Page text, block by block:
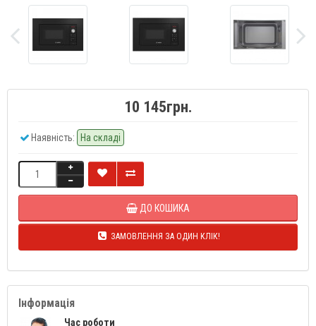
10 145грн.
Наявність: На складі
ДО КОШИКА
ЗАМОВЛЕННЯ ЗА ОДИН КЛІК!
Інформація
Час роботи